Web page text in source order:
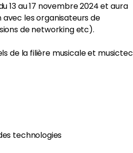
13 au 17 novembre 2024 et aura
les organisateurs de
de networking etc).
de la filière musicale et
technologies